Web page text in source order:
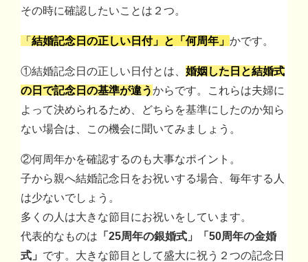
その時に確認したいことは２つ。
「 結婚記念日の正しい日付」と「何周年」 かです。
①結婚記念日の正しい日付とは、 婚姻した日と結婚式
の日で記念日の基準が違うからです。これらは夫婦に
よって決められるため、どちらを基準にしたのか知ら
ない場合は、この機会に聞いてみましょう。
②何周年かを確認するのも大事なポイント。
子から親へ結婚記念日をお祝いする場合、毎年する人
は少ないでしょう。
多くの人は大きな節目にお祝いをしています。
代表的なものは 「25周年の銀婚式」「50周年の金婚
式」 です。大きな節目として盛大に祝う２つの記念日